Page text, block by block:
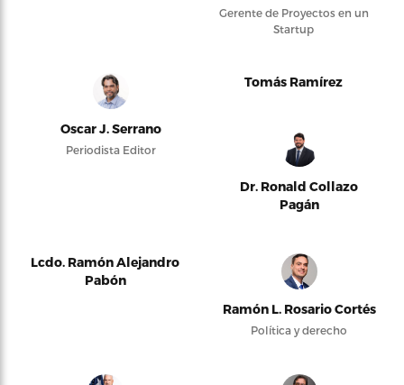
Gerente de Proyectos en un
Startup
Oscar J. Serrano
Periodista Editor
Tomás Ramírez
Dr. Ronald Collazo
Pagán
Lcdo. Ramón Alejandro
Pabón
Ramón L. Rosario Cortés
Política y derecho